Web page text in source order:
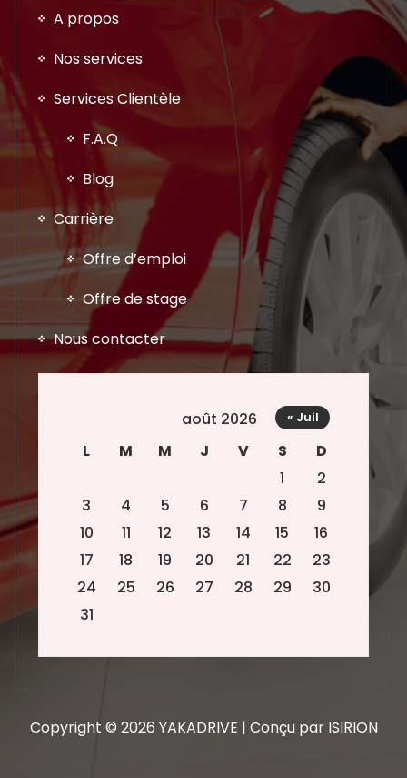
A propos
Nos services
Services Clientèle
F.A.Q
Blog
Carrière
Offre d’emploi
Offre de stage
Nous contacter
août 2026
L
M M J V S
D
1
2
3
4 5 6 7 8
9
10
11 12 13 14 15
16
17
18 19 20 21 22
23
24
25 26 27 28 29
30
31
« Juil
Copyright © 2026 YAKADRIVE | Conçu par ISIRION